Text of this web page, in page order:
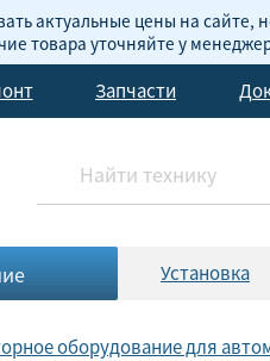
актуальные цены на сайте,
товара уточняйте у
Запчасти
Установка
оборудование для